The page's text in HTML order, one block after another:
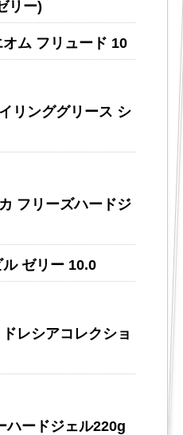
リー)
ム フリュード 10
リンググリース シ
フリーズハードジ
ゼリー 10.0
レシアコレクショ
ハードジェル220g